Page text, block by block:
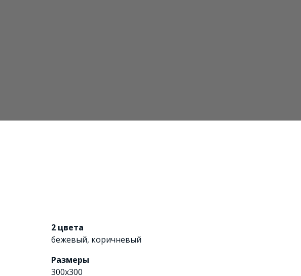
2 цвета
бежевый, коричневый
Размеры
300х300